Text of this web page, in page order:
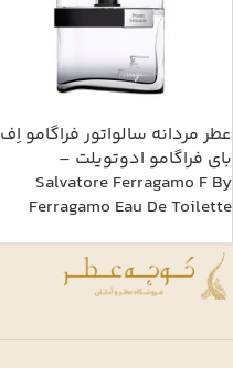
عطر مردانه سالواتور فراگامو اِف
بای فراگامو ادوتویلت –
Salvatore Ferragamo F By
Ferragamo Eau De Toilette